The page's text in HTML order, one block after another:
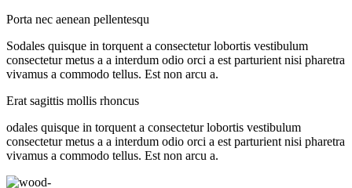
Porta nec aenean pellentesqu
Sodales quisque in torquent a consectetur lobortis vestibulum
consectetur metus a a interdum odio orci a est parturient nisi pharetra
vivamus a commodo tellus. Est non arcu a.
Erat sagittis mollis rhoncus
odales quisque in torquent a consectetur lobortis vestibulum
consectetur metus a a interdum odio orci a est parturient nisi pharetra
vivamus a commodo tellus. Est non arcu a.